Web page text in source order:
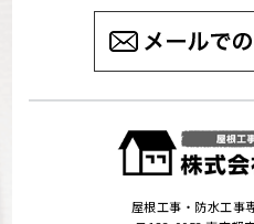
屋根工事・防水工事